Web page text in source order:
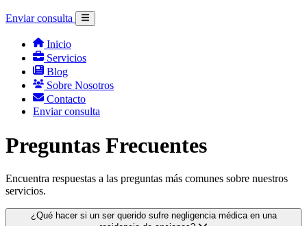
Enviar consulta
Inicio
Servicios
Blog
Sobre Nosotros
Contacto
Enviar consulta
Preguntas Frecuentes
Encuentra respuestas a las preguntas más comunes sobre nuestros
servicios.
¿Qué hacer si un ser querido sufre negligencia médica en una